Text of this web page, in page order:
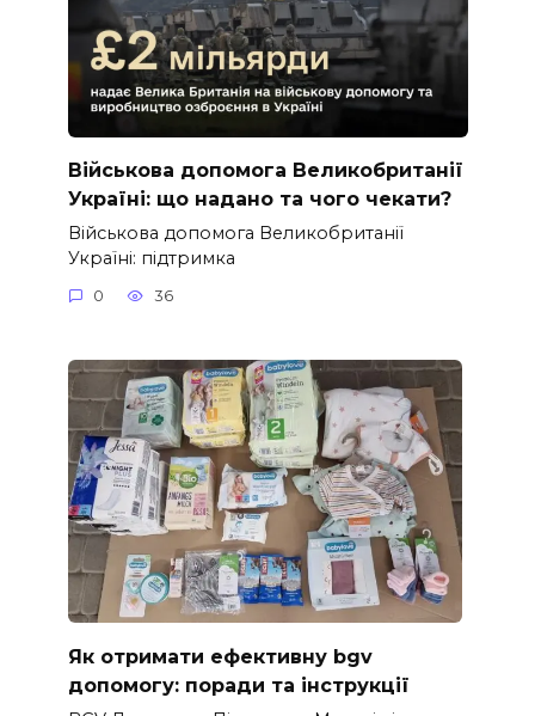
Військова допомога Великобританії
Україні: що надано та чого чекати?
Військова допомога Великобританії
Україні: підтримка
0 36
Як отримати ефективну bgv
допомогу: поради та інструкції